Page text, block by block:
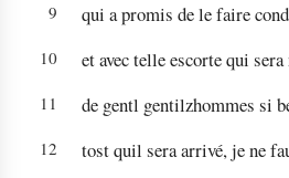
9 qui a promis de le faire
10 et avec telle escorte qui
11 de gentl gentilzhommes si
12 tost quil sera arrivé, je ne